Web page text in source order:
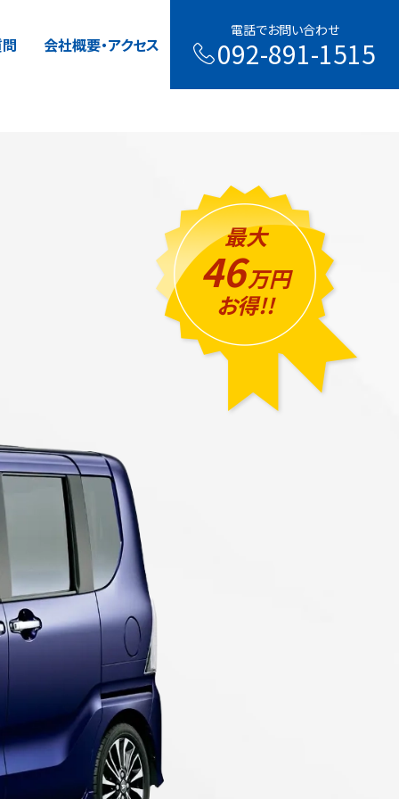
会社概要・アクセス
電話でお問い合わせ
092-891-1515
会社概要・アクセス
電話でお問い合わせ
092-891-1515
最大
46万円
お得!!